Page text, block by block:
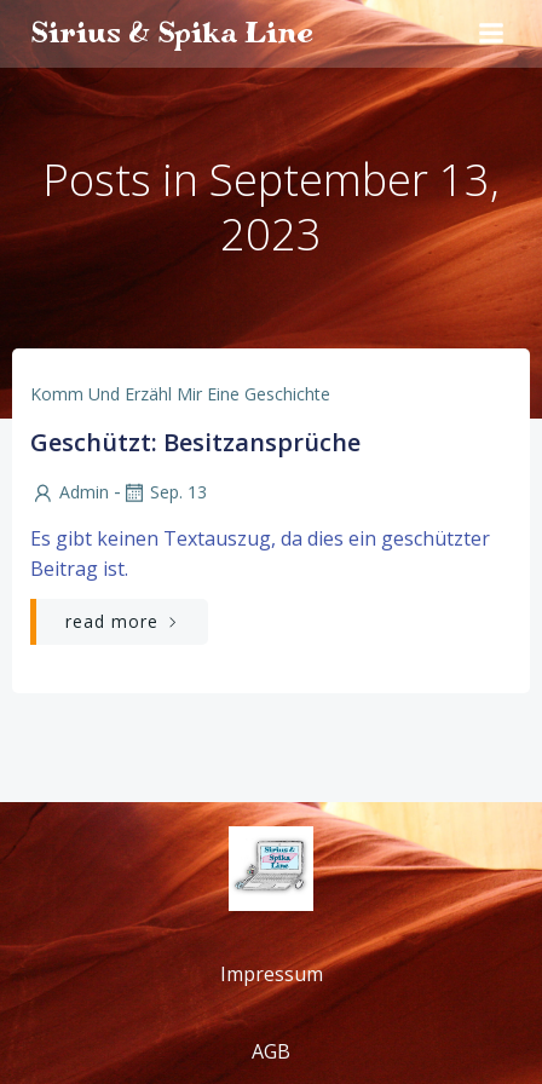
Zum
Inhalt
springen
Sirius & Spika Line
Posts in September 13,
2023
Komm Und Erzähl Mir Eine Geschichte
Geschützt: Besitzansprüche
Admin - Sep. 13
Es gibt keinen Textauszug, da dies ein geschützter
Beitrag ist.
read more
Impressum
AGB